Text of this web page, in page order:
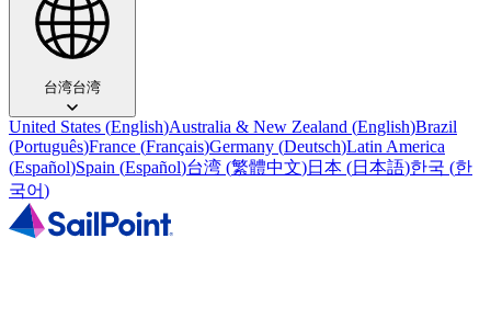
台湾台湾
United States (English)Australia & New Zealand (English)Brazil
(Português)France (Français)Germany (Deutsch)Latin America
(Español)Spain (Español)台湾 (繁體中文)日本 (日本語)한국 (한
국어)